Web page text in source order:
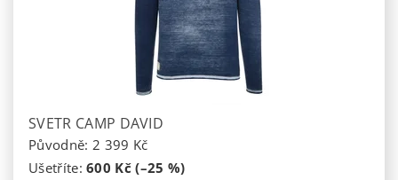
SVETR CAMP DAVID
Původně: 2 399 Kč
Ušetříte:600 Kč (–25 %)